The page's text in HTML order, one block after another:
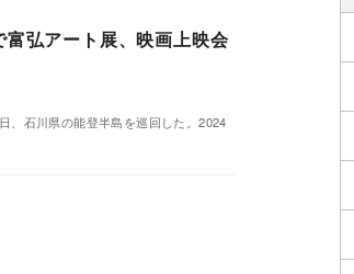
弘アート展、映画上映会
、石川県の能登半島を巡回した。2024